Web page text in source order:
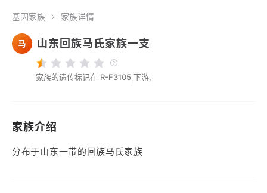
基因家族 家族详情
马 山东回族马氏家族一支
家族的遗传标记在 R-F3105 下游,
家族介绍
分布于山东一带的回族马氏家族